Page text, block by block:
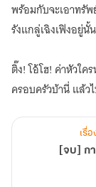
พร้อมกับจะเอาทรั
รังแกลู่เฉิงเฟิงอยู่นั้
ติ๊ง! โอ้โฮ! ค่าหัวใค
ครอบครัวบ้านี่ แล้ว
เรื่
[จบ] ก